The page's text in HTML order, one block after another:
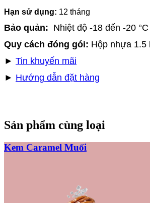
Hạn sử dụng: 12 tháng
Bảo quản: Nhiệt độ -18 đến -20 °C
Quy cách đóng gói: Hộp nhựa 1.5
► Tin khuyến mãi
► Hướng dẫn đặt hàng
Sản phẩm cùng loại
Kem Caramel Muối